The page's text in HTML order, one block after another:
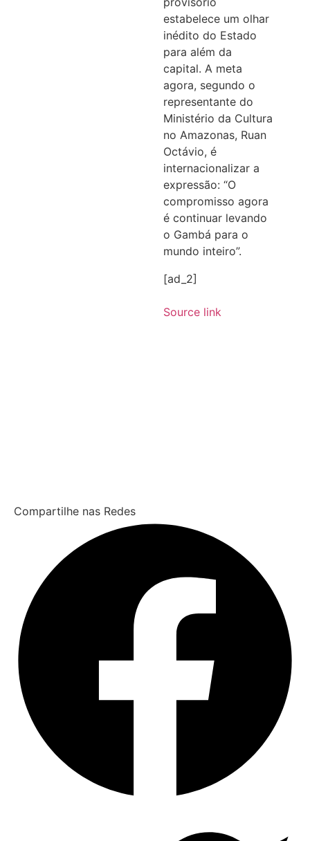
estabelece um olhar
inédito do Estado
para além da
capital. A meta
agora, segundo o
representante do
Ministério da Cultura
no Amazonas, Ruan
Octávio, é
internacionalizar a
expressão: “O
compromisso agora
é continuar levando
o Gambá para o
mundo inteiro”.
[ad_2]
Source link
Compartilhe nas Redes